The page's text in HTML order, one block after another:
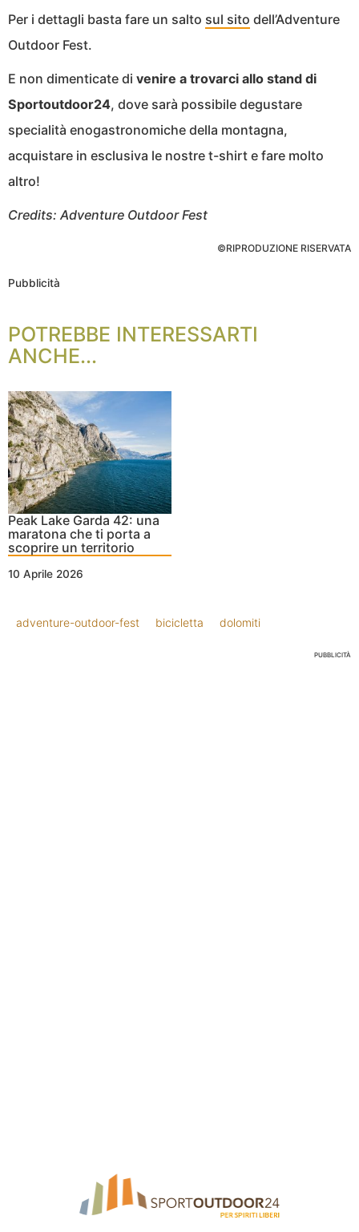
Per i dettagli basta fare un salto sul sito dell’Adventure
Outdoor Fest.
E non dimenticate di venire a trovarci allo stand di
Sportoutdoor24, dove sarà possibile degustare
specialità enogastronomiche della montagna,
acquistare in esclusiva le nostre t-shirt e fare molto
altro!
Credits: Adventure Outdoor Fest
©RIPRODUZIONE RISERVATA
Pubblicità
POTREBBE INTERESSARTI
ANCHE...
Peak Lake Garda 42: una
maratona che ti porta a
scoprire un territorio
10 Aprile 2026
adventure-outdoor-fest bicicletta dolomiti
PUBBLICITÀ